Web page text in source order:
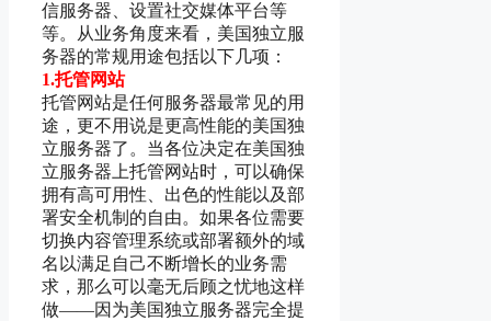
信服务器、设置社交媒体平台等
等。从业务角度来看，美国独立服
务器的常规用途包括以下几项：
1.托管网站
托管网站是任何服务器最常见的用
途，更不用说是更高性能的美国独
立服务器了。当各位决定在美国独
立服务器上托管网站时，可以确保
拥有高可用性、出色的性能以及部
署安全机制的自由。如果各位需要
切换内容管理系统或部署额外的域
名以满足自己不断增长的业务需
求，那么可以毫无后顾之忧地这样
做——因为美国独立服务器完全提